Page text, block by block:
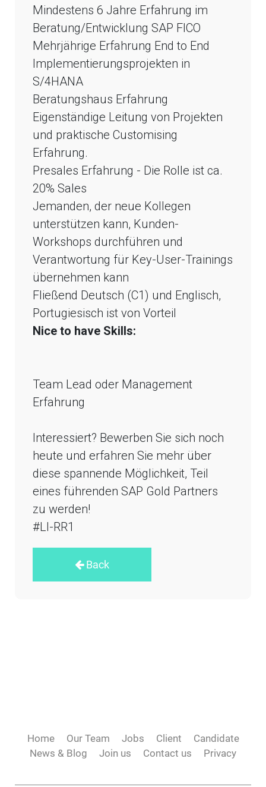
Mindestens 6 Jahre Erfahrung im
Beratung/Entwicklung SAP FICO
Mehrjährige Erfahrung End to End
Implementierungsprojekten in
S/4HANA
Beratungshaus Erfahrung
Eigenständige Leitung von Projekten
und praktische Customising
Erfahrung.
Presales Erfahrung - Die Rolle ist ca.
20% Sales
Jemanden, der neue Kollegen
unterstützen kann, Kunden-
Workshops durchführen und
Verantwortung für Key-User-Trainings
übernehmen kann
Fließend Deutsch (C1) und Englisch,
Portugiesisch ist von Vorteil
Nice to have Skills:
Team Lead oder Management
Erfahrung
Interessiert? Bewerben Sie sich noch
heute und erfahren Sie mehr über
diese spannende Möglichkeit, Teil
eines führenden SAP Gold Partners
zu werden!
#LI-RR1
Back
Home Our Team Jobs Client
Candidate
News & Blog
Join us Contact us Privacy